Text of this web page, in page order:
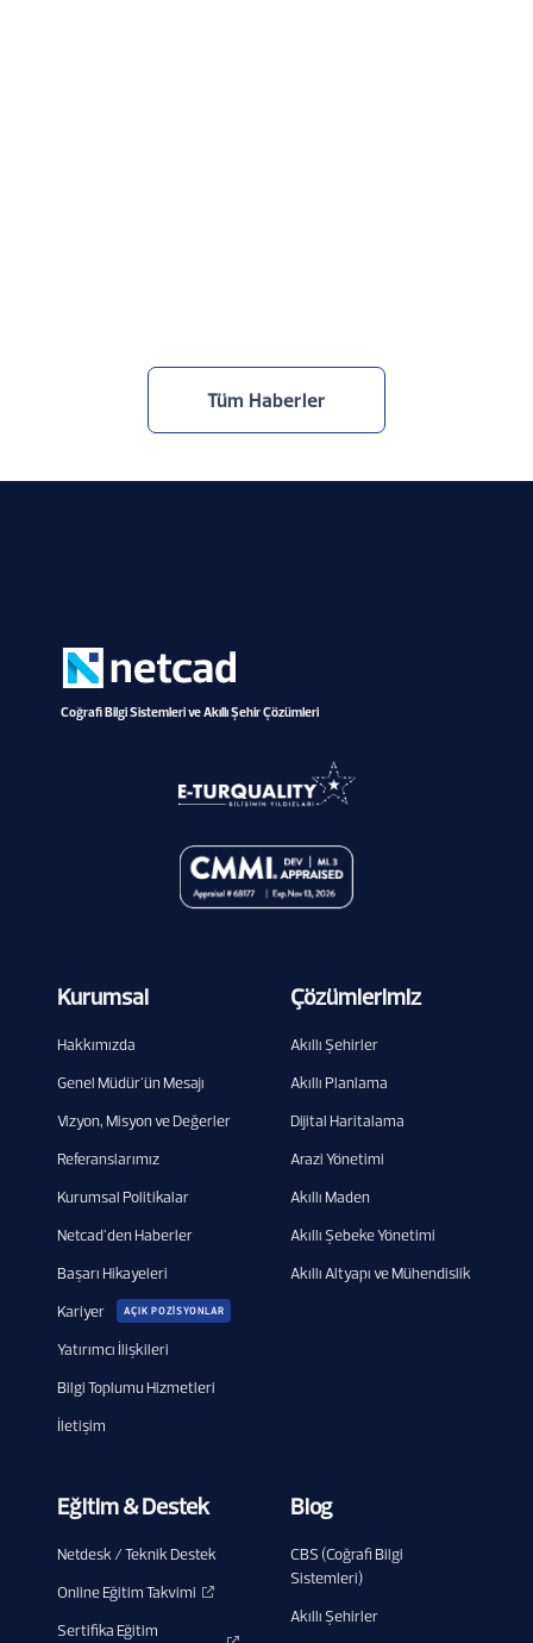
Tüm Haberler
Coğrafi Bilgi Sistemleri ve Akıllı Şehir Çözümleri
Kurumsal
Hakkımızda
Genel Müdür'ün Mesajı
Vizyon, Misyon ve Değerler
Referanslarımız
Kurumsal Politikalar
Netcad'den Haberler
Başarı Hikayeleri
Kariyer
AÇIK POZİSYONLAR
Yatırımcı İlişkileri
Bilgi Toplumu Hizmetleri
İletişim
Çözümlerimiz
Akıllı Şehirler
Akıllı Planlama
Dijital Haritalama
Arazi Yönetimi
Akıllı Maden
Akıllı Şebeke Yönetimi
Akıllı Altyapı ve Mühendislik
Eğitim & Destek
Netdesk / Teknik Destek
Online Eğitim Takvimi
Sertifika Eğitim
Blog
CBS (Coğrafi Bilgi
Sistemleri)
Akıllı Şehirler